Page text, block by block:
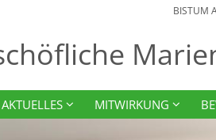
BISTUM
AKTUELLES MITWIRKUNG